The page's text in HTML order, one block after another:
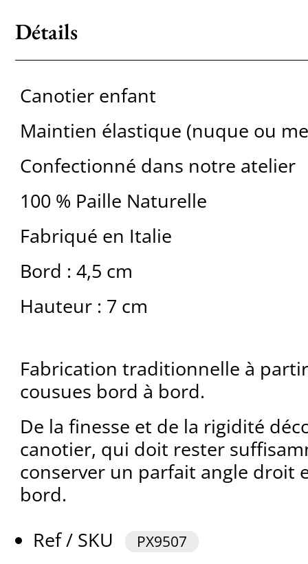
Détails
Canotier enfant
Maintien élastique (nuque ou
Confectionné dans notre atelier
100 % Paille Naturelle
Fabriqué en Italie
Bord : 4,5 cm
Hauteur : 7 cm
Fabrication traditionnelle à
cousues bord à bord.
De la finesse et de la rigidité
canotier, qui doit rester
conserver un parfait angle droit
bord.
Ref / SKU
PX9507